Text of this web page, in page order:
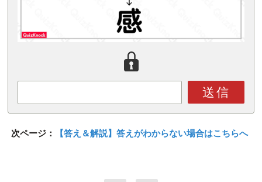
送信
次ページ： 【答え＆解説】答えがわからない場合はこちらへ